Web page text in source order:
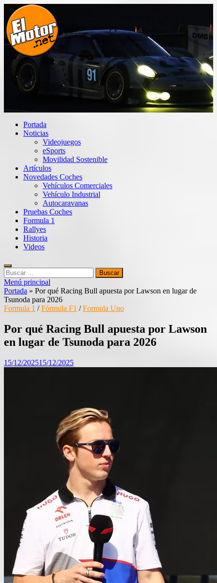
Saltar
contenido
El Motor punto Net
Información sobre novedades y pruebas de Automóviles
Portada
Noticias
Videojuegos
eSports
Movilidad Sostenible
Artículos
Novedades Coches
Vehículos Comerciales
Vehículo Industrial
Autocaravanas
Pruebas Coches
Formula 1
Rallyes
Historia
Videos
Buscar:
Menú principal
Portada » Por qué Racing Bull apuesta por Lawson en lugar de
Tsunoda para 2026
Formula 1 /Fórmula F1 /Formula Uno
Por qué Racing Bull apuesta por Lawson
en lugar de Tsunoda para 2026
15/12/202515/12/2025